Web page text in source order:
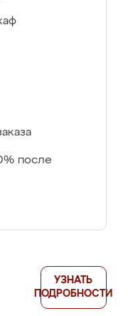
после
УЗНАТЬ
ПОДРОБНОСТИ